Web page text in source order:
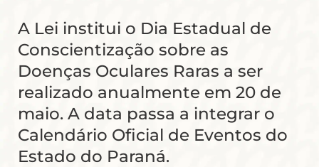
A Lei institui o Dia Estadual de
Conscientização sobre as
Doenças Oculares Raras a ser
realizado anualmente em 20 de
maio. A data passa a integrar o
Calendário Oficial de Eventos do
Estado do Paraná.